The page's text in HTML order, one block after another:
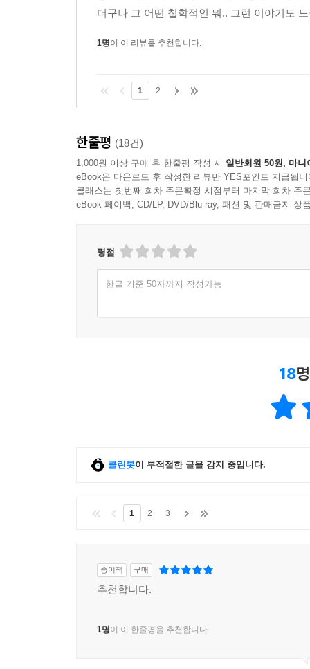
더구나 그 어떤 철학적인 뭐.. 그런 이야기도
1명이 이 리뷰를 추천합니다.
1 2
한줄평 (18건)
1,000원 이상 구매 후 한줄평 작성 시 일반회원 50원, 마니
eBook은 다운로드 후 작성한 리뷰만 YES포인트 지급됩니
클래스는 첫번째 회차 주문확정 시점부터 마지막 회차 주
eBook 페이백, CD/LP, DVD/Blu-ray, 패션 및 판매금지 상
평점
한글 기준 50자까지 작성가능
18
클린봇이 부적절한 글을 감지 중입니다.
1 2 3
종이책 구매
추천합니다.
1명이 이 한줄평을 추천합니다.